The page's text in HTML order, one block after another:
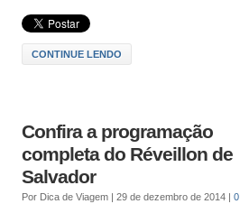
CONTINUE LENDO
Confira a programação
completa do Réveillon de
Salvador
Por Dica de Viagem| 29 de dezembro de 2014
0